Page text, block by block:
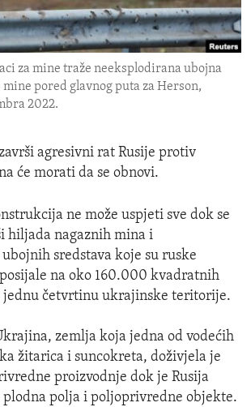
HEALTH
za mine traže neeksplodirana ubojna
pored glavnog puta za Herson,
2022.
agresivni rat Rusije protiv
će morati da se obnovi.
ne može uspjeti sve dok se
hiljada nagaznih mina i
sredstava koje su ruske
na oko 160.000 kvadratnih
četvrtinu ukrajinske teritorije.
zemlja koja jedna od vodećih
žitarica i suncokreta, doživjela je
proizvodnje dok je Rusija
polja i poljoprivredne objekte.